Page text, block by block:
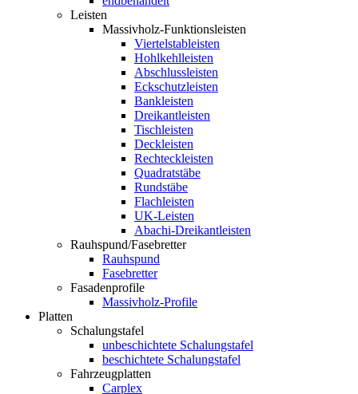
Leisten
Massivholz-Funktionsleisten
Viertelstableisten
Hohlkehlleisten
Abschlussleisten
Eckschutzleisten
Bankleisten
Dreikantleisten
Tischleisten
Deckleisten
Rechteckleisten
Quadratstäbe
Rundstäbe
Flachleisten
UK-Leisten
Abachi-Dreikantleisten
Rauhspund/Fasebretter
Rauhspund
Fasebretter
Fasadenprofile
Massivholz-Profile
Platten
Schalungstafel
unbeschichtete Schalungstafel
beschichtete Schalungstafel
Fahrzeugplatten
Carplex